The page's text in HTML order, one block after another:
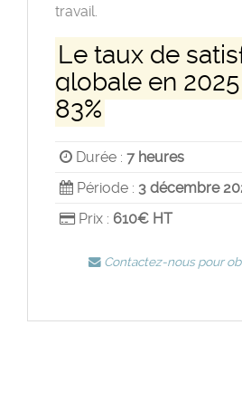
travail.
Le taux de
globale en 2025
83%
Durée : 7 heures
Période : 3 décembre
Prix : 610€ HT
Contactez-nous pour